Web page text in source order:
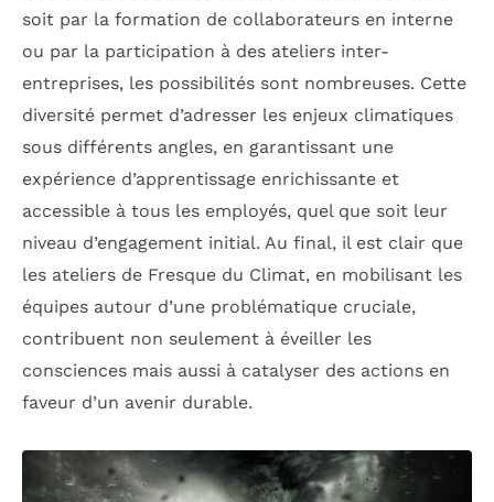
soit par la formation de collaborateurs en interne
ou par la participation à des ateliers inter-
entreprises, les possibilités sont nombreuses. Cette
diversité permet d’adresser les enjeux climatiques
sous différents angles, en garantissant une
expérience d’apprentissage enrichissante et
accessible à tous les employés, quel que soit leur
niveau d’engagement initial. Au final, il est clair que
les ateliers de Fresque du Climat, en mobilisant les
équipes autour d’une problématique cruciale,
contribuent non seulement à éveiller les
consciences mais aussi à catalyser des actions en
faveur d’un avenir durable.